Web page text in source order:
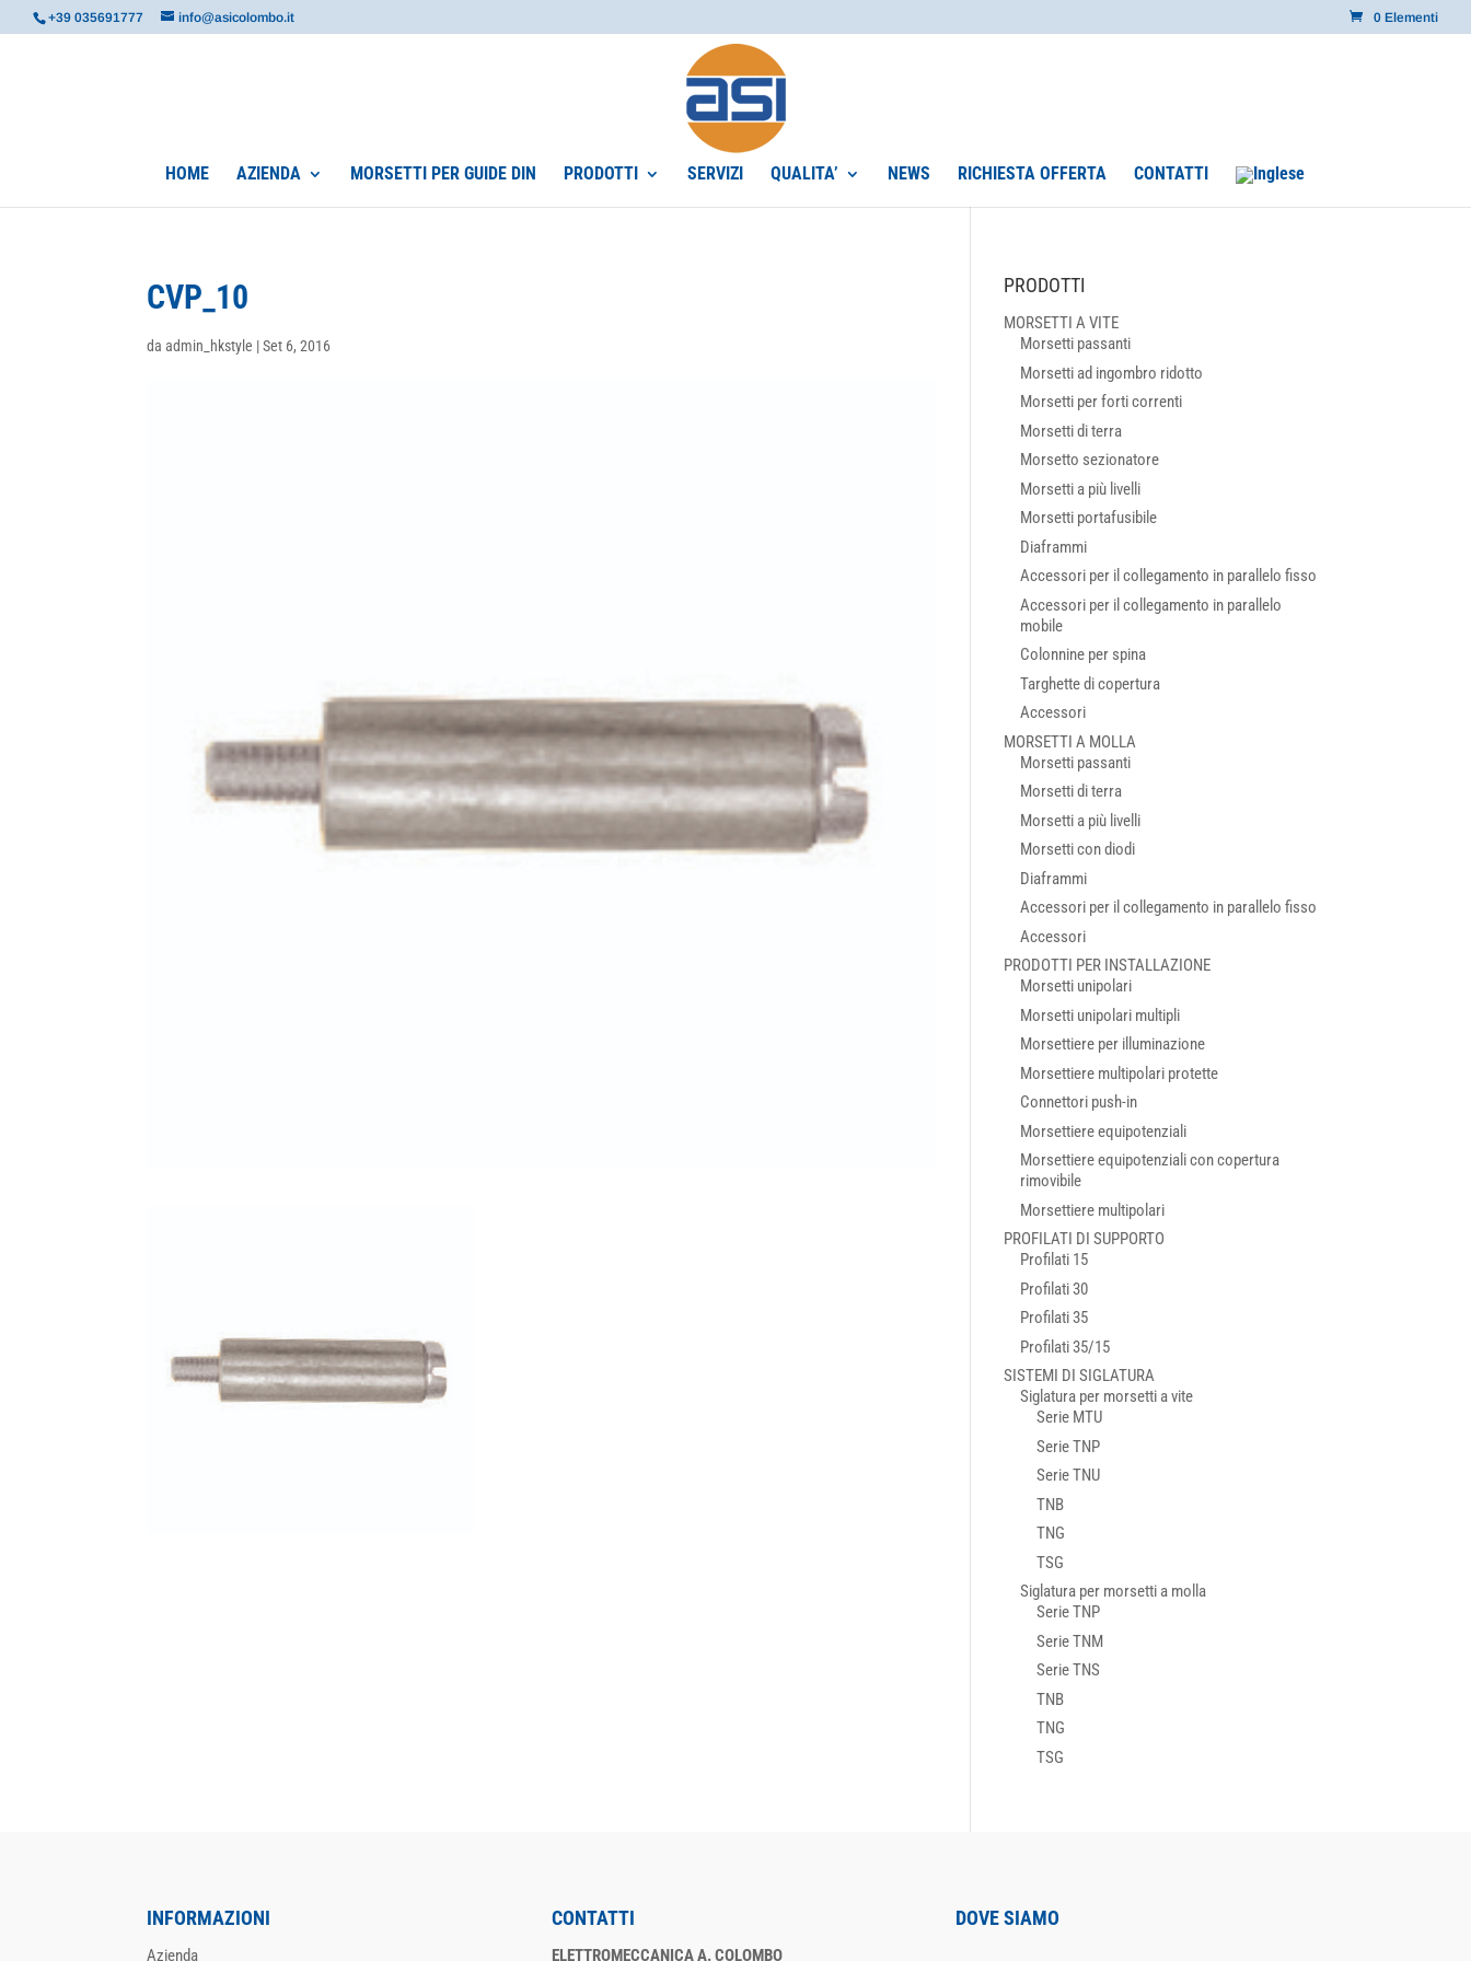
+39 035691777 info@asicolombo.it 0 Elementi
HOME AZIENDA MORSETTI PER GUIDE DIN PRODOTTI SERVIZI QUALITA’ NEWS RICHIESTA OFFERTA CONTATTI
CVP_10
daadmin_hkstyle |Set 6, 2016
PRODOTTI
MORSETTI A VITE
Morsetti passanti
Morsetti ad ingombro ridotto
Morsetti per forti correnti
Morsetti di terra
Morsetto sezionatore
Morsetti a più livelli
Morsetti portafusibile
Diaframmi
Accessori per il collegamento in parallelo fisso
Accessori per il collegamento in parallelo
mobile
Colonnine per spina
Targhette di copertura
Accessori
MORSETTI A MOLLA
Morsetti passanti
Morsetti di terra
Morsetti a più livelli
Morsetti con diodi
Diaframmi
Accessori per il collegamento in parallelo fisso
Accessori
PRODOTTI PER INSTALLAZIONE
Morsetti unipolari
Morsetti unipolari multipli
Morsettiere per illuminazione
Morsettiere multipolari protette
Connettori push-in
Morsettiere equipotenziali
Morsettiere equipotenziali con copertura
rimovibile
Morsettiere multipolari
PROFILATI DI SUPPORTO
Profilati 15
Profilati 30
Profilati 35
Profilati 35/15
SISTEMI DI SIGLATURA
Siglatura per morsetti a vite
Serie MTU
Serie TNP
Serie TNU
TNB
TNG
TSG
Siglatura per morsetti a molla
Serie TNP
Serie TNM
Serie TNS
TNB
TNG
TSG
INFORMAZIONI
Azienda
CONTATTI
ELETTROMECCANICA A. COLOMBO
DOVE SIAMO